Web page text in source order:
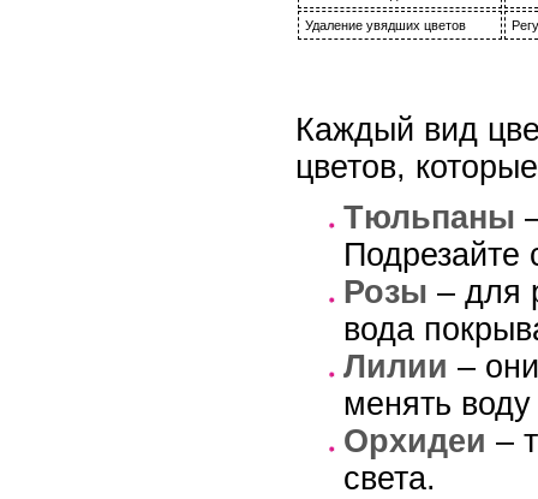
Удаление увядших цветов
Каждый вид
цветов,
Тюльпаны
Подрезайте
Розы – для
вода
Лилии –
менять воду
Орхидеи –
света.